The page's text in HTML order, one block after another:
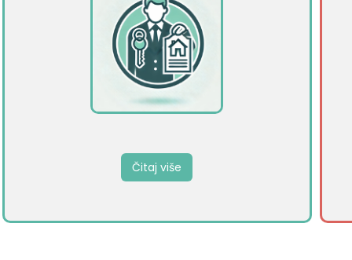
Čitaj više